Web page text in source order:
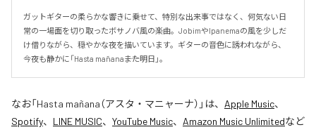
ガットギターの柔らかな響きに乗せて、特別な出来事ではなく、何気ない日
常の一場面を切り取ったボサノバ風の楽曲。JobimやIpanemaの風を少しだ
け借りながら、穏やかな夜を描いています。ギターの音色に誘われながら、
今夜も静かに「Hasta mañana――また明日」。
なお「Hasta mañana（アスタ・マニャーナ） 」は、 Apple Music、
Spotify、 LINE MUSIC、 YouTube Music、 Amazon Music Unlimitedなど